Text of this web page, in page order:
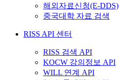
해외자료신청(E-DDS)
중국대학 자료 검색
RISS API 센터
RISS 검색 API
KOCW 강의정보 API
WILL 연계 API